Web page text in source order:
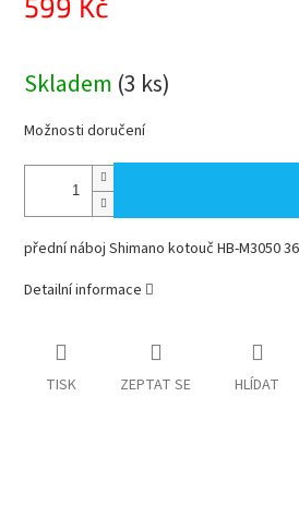
hvězdiček.
Skladem (3 ks)
Možnosti doručení
přední náboj Shimano kotouč HB-M3050
Detailní informace
TISK ZEPTAT SE HLÍDAT